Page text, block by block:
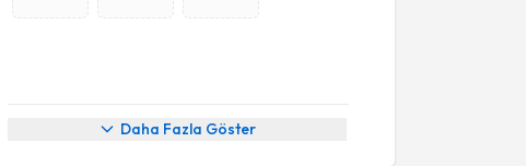
Daha Fazla Göster
Takvimi Talebi